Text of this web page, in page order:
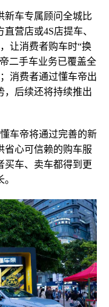
新车专属顾问全城比
营店或4S店提车、
让消费者购车时“换
二手车业务已覆盖全
消费者通过懂车帝出
，后续还将持续推出
车帝将通过完善的新
省心可信赖的购车服
买车、卖车都得到更